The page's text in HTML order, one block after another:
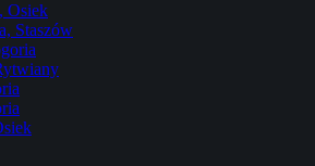
Osiek
Staszów